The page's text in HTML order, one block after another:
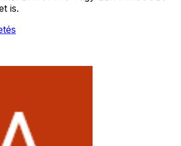
is.